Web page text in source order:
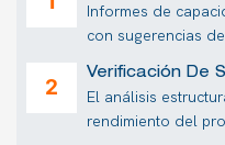
Informes de
con sugerencias
Verificación De
El análisis
rendimiento del